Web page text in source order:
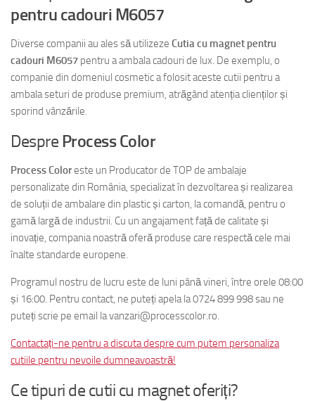
pentru cadouri M6057
Diverse companii au ales să utilizeze Cutia cu magnet pentru
cadouri M6057 pentru a ambala cadouri de lux. De exemplu, o
companie din domeniul cosmetic a folosit aceste cutii pentru a
ambala seturi de produse premium, atrăgând atenția clienților și
sporind vânzările.
Despre Process Color
Process Coloreste un Producator de TOP de ambalaje
personalizate din România, specializat în dezvoltarea și realizarea
de soluții de ambalare din plastic și carton, la comandă, pentru o
gamă largă de industrii. Cu un angajament față de calitate și
inovație, compania noastră oferă produse care respectă cele mai
înalte standarde europene.
Programul nostru de lucru este de luni până vineri, între orele 08:00
și 16:00. Pentru contact, ne puteți apela la 0724 899 998 sau ne
puteți scrie pe email la vanzari@processcolor.ro.
Contactați-ne pentru a discuta despre cum putem personaliza
cutiile pentru nevoile dumneavoastră!
Ce tipuri de cutii cu magnet oferiți?